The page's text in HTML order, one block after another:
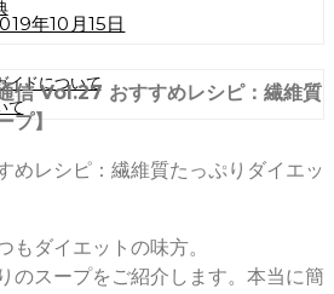
イドについて
て
年10月15日
信 Vol.27 おすすめレシピ：繊維質
プ】
レシピ：繊維質たっぷりダイエッ
もダイエットの味方。
のスープをご紹介します。本当に簡